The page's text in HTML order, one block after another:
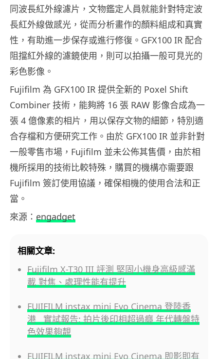
同波長紅外線濾片，文物鑑定人員就能針對特定波
長紅外線做感光，從而分析畫作的顏料組成和真實
性，有助進一步保存或進行修復。GFX100 IR 配合
阻擋紅外線的濾鏡使用，則可以拍攝一般可見光的
彩色影像。
Fujifilm 為 GFX100 IR 提供全新的 Poxel Shift
Combiner 技術，能夠將 16 張 RAW 影像合成為一
張 4 億像素的相片，用以保存文物的細節，特別適
合存檔和方便研究工作。由於 GFX100 IR 並非針對
一般零售市場，Fujifilm 並未公佈其售價，由於相
機所採用的技術比較特殊，購買的機構亦需要跟
Fujifilm 簽訂使用協議，確保相機的使用合法和正
當。
來源： engadget
相關文章:
Fujifilm X-T30 III 評測 堅固小機身高級感滿
載 對焦、處理性能有提升
FUJIFILM instax mini Evo Cinema 登陸香
港 實試報告: 拍片後印相超過癮 年代轉盤特
色效果夠靚
FUJIFILM instax mini Evo Cinema 即影即有